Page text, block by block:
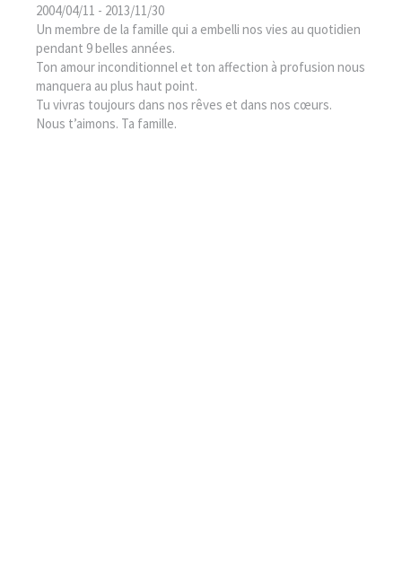
2004/04/11 - 2013/11/30
Un membre de la famille qui a embelli nos vies au quotidien
pendant 9 belles années.
Ton amour inconditionnel et ton affection à profusion nous
manquera au plus haut point.
Tu vivras toujours dans nos rêves et dans nos cœurs.
Nous t’aimons. Ta famille.